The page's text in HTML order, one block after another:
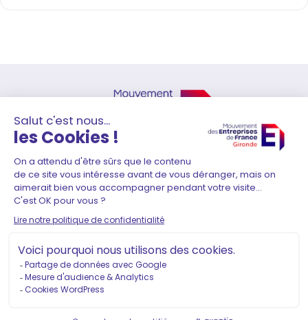
41 Rue Durieu de Maisonneuve
33000 Bordeaux
05 56 01 51 80–contact@medef-gironde.fr
Adhérer
Mentions légales
Politique de confidentialité